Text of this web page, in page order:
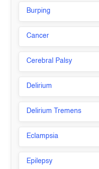
Burping
Cancer
Cerebral Palsy
Delirium
Delirium Tremens
Eclampsia
Epilepsy